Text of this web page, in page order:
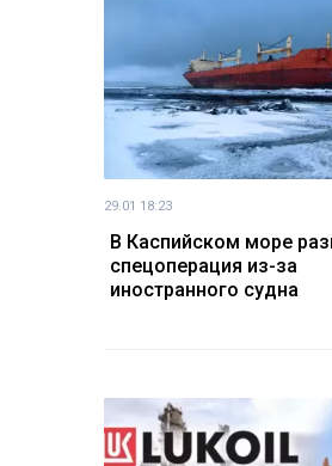
29.01 18:23
В Каспийском море
спецоперация из-за
иностранного судна